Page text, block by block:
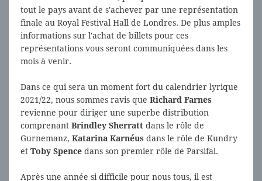
tout le pays avant de s'achever par une représentation
finale au Royal Festival Hall de Londres. De plus amples
informations sur l'achat de billets pour ces
représentations vous seront communiquées dans les
mois à venir.
Dans ce qui sera un moment fort du calendrier lyrique
2021/22, nous sommes ravis que Richard Farnes
revienne pour diriger une superbe distribution
comprenant Brindley Sherratt dans le rôle de
Gurnemanz, Katarina Karnéus dans le rôle de Kundry
et Toby Spence dans son premier rôle de Parsifal.
Après une année si difficile pour nous tous, il est